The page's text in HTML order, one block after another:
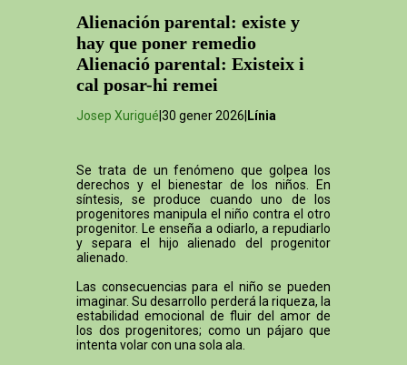
Alienación parental: existe y
hay que poner remedio
Alienació parental: Existeix i
cal posar-hi remei
Josep Xurigué |30 gener 2026| Línia
Se trata de un fenómeno que golpea los
derechos y el bienestar de los niños. En
síntesis, se produce cuando uno de los
progenitores manipula el niño contra el otro
progenitor. Le enseña a odiarlo, a repudiarlo
y separa el hijo alienado del progenitor
alienado.
Las consecuencias para el niño se pueden
imaginar. Su desarrollo perderá la riqueza, la
estabilidad emocional de fluir del amor de
los dos progenitores; como un pájaro que
intenta volar con una sola ala.